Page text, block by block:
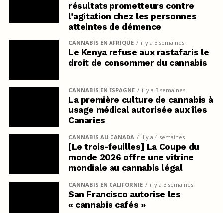
résultats prometteurs contre
l’agitation chez les personnes
atteintes de démence
CANNABIS EN AFRIQUE il y a 3 semaines
Le Kenya refuse aux rastafaris le
droit de consommer du cannabis
CANNABIS EN ESPAGNE il y a 3 semaines
La première culture de cannabis à
usage médical autorisée aux îles
Canaries
CANNABIS AU CANADA il y a 4 semaines
[Le trois-feuilles] La Coupe du
monde 2026 offre une vitrine
mondiale au cannabis légal
CANNABIS EN CALIFORNIE il y a 3 semaines
San Francisco autorise les
« cannabis cafés »